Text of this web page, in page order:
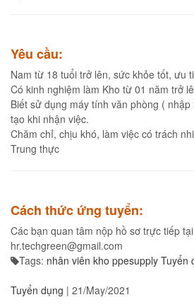
Yêu cầu:
Nam từ 18 tuổi trở lên, sức khỏe tốt, ưu
Có kinh nghiệm làm Kho từ 01 năm trở
Biết sử dụng máy tính văn phòng (
tạo khi nhận việc.
Chăm chỉ, chịu khó, làm việc có trách
Trung thực
Cách thức ứng tuyển:
Các bạn quan tâm nộp hồ sơ trực tiếp
hr.techgreen@gmail.com
Tags: nhân viên kho ppesupply Tuyển
Tuyển dụng | 21/May/2021